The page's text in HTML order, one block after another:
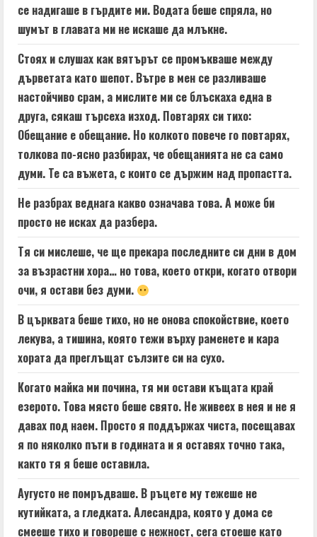
се надигаше в гърдите ми. Водата беше спряла, но
шумът в главата ми не искаше да млъкне.
Стоях и слушах как вятърът се промъкваше между
дърветата като шепот. Вътре в мен се разливаше
настойчиво срам, а мислите ми се блъскаха една в
друга, сякаш търсеха изход. Повтарях си тихо:
Обещание е обещание. Но колкото повече го повтарях,
толкова по-ясно разбирах, че обещанията не са само
думи. Те са въжета, с които се държим над пропастта.
Не разбрах веднага какво означава това. А може би
просто не исках да разбера.
Тя си мислеше, че ще прекара последните си дни в дом
за възрастни хора… но това, което откри, когато отвори
очи, я остави без думи.
В църквата беше тихо, но не онова спокойствие, което
лекува, а тишина, която тежи върху раменете и кара
хората да преглъщат сълзите си на сухо.
Когато майка ми почина, тя ми остави къщата край
езерото. Това място беше свято. Не живеех в нея и не я
давах под наем. Просто я поддържах чиста, посещавах
я по няколко пъти в годината и я оставях точно така,
както тя я беше оставила.
Аугусто не помръдваше. В ръцете му тежеше не
кутийката, а гледката. Алесандра, която у дома се
смееше тихо и говореше с нежност, сега стоеше като